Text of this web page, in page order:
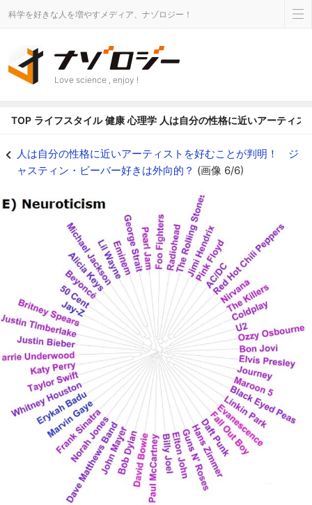
科学を好きな人を増やすメディア、ナゾロジー！
Love science , enjoy !
TOP ライフスタイル 健康 心理学 人は自分の性格に近いアーティ
人は自分の性格に近いアーティストを好むことが判明！ ジ
ャスティン・ビーバー好きは外向的？ (画像 6/6)